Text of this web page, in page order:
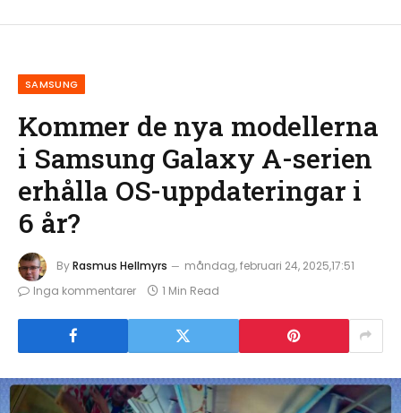
SAMSUNG
Kommer de nya modellerna
i Samsung Galaxy A-serien
erhålla OS-uppdateringar i
6 år?
ByRasmus Hellmyrs
måndag, februari 24, 2025,17:51
Inga kommentarer
1 Min Read